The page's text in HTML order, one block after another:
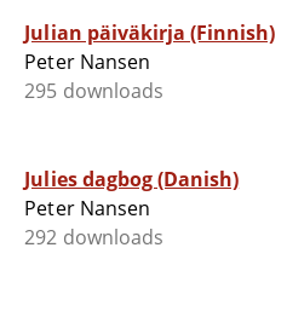
Julian päiväkirja (Finnish)
Peter Nansen
295 downloads
Julies dagbog (Danish)
Peter Nansen
292 downloads